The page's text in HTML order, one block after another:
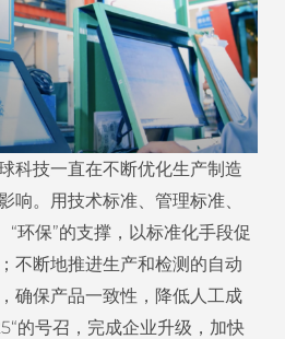
科技一直在不断优化生产制造
响。用技术标准、管理标准、
“环保”的支撑，以标准化手段促
不断地推进生产和检测的自动
确保产品一致性，降低人工成
的号召，完成企业升级，加快